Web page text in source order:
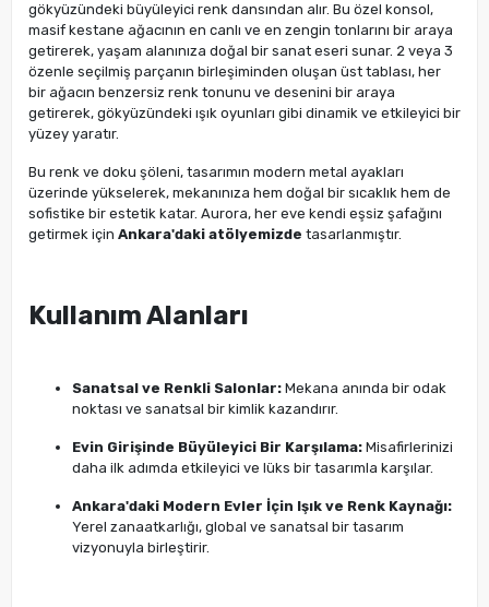
gökyüzündeki büyüleyici renk dansından alır. Bu özel konsol,
masif kestane ağacının en canlı ve en zengin tonlarını bir araya
getirerek, yaşam alanınıza doğal bir sanat eseri sunar. 2 veya 3
özenle seçilmiş parçanın birleşiminden oluşan üst tablası, her
bir ağacın benzersiz renk tonunu ve desenini bir araya
getirerek, gökyüzündeki ışık oyunları gibi dinamik ve etkileyici bir
yüzey yaratır.
Bu renk ve doku şöleni, tasarımın modern metal ayakları
üzerinde yükselerek, mekanınıza hem doğal bir sıcaklık hem de
sofistike bir estetik katar. Aurora, her eve kendi eşsiz şafağını
getirmek için Ankara'daki atölyemizde tasarlanmıştır.
Kullanım Alanları
Sanatsal ve Renkli Salonlar: Mekana anında bir odak
noktası ve sanatsal bir kimlik kazandırır.
Evin Girişinde Büyüleyici Bir Karşılama: Misafirlerinizi
daha ilk adımda etkileyici ve lüks bir tasarımla karşılar.
Ankara'daki Modern Evler İçin Işık ve Renk Kaynağı:
Yerel zanaatkarlığı, global ve sanatsal bir tasarım
vizyonuyla birleştirir.